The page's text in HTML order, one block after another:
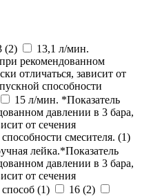
(2)
13,1 л/мин.
рекомендованном
отличаться, зависит от
способности
15 л/мин. *Показатель
давлении в 3 бара,
от сечения
смесителя. (1)
лейка.*Показатель
давлении в 3 бара,
от сечения
(1) 16 (2)